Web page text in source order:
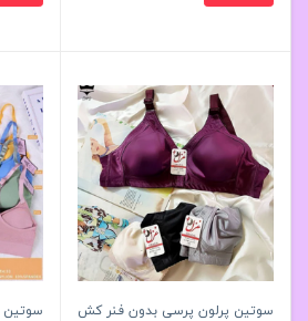
سوتین پرلون پرسی بدون فنر کش
سوتین